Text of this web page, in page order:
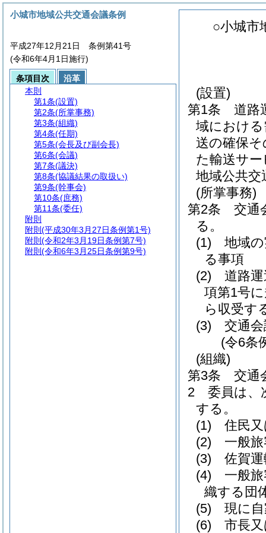
○小城市
(設置)
第1条
道路
域におけ
送の確保
た輸送サ
地域公共交
(所掌事務)
第2条
交通
る。
(1)
地域
る事項
(2)
道路
項第1号
ら収受す
(3)
交通
(令6条
(組織)
第3条
交通
2
委員は、
する。
(1)
住民
(2)
一般
(3)
佐賀
(4)
一般
織する団
(5)
現に
(6)
市長
小城市地域公共交通会議条例
平成27年12月21日 条例第41号
(令和6年4月1日施行)
条項目次
沿革
本則
第1条(設置)
第2条(所掌事務)
第3条(組織)
第4条(任期)
第5条(会長及び副会長)
第6条(会議)
第7条(議決)
第8条(協議結果の取扱い)
第9条(幹事会)
第10条(庶務)
第11条(委任)
附則
附則 (平成30年3月27日条例第1号)
附則 (令和2年3月19日条例第7号)
附則 (令和6年3月25日条例第9号)